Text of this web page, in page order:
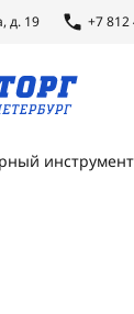
д. 19 +7 812
инструмент